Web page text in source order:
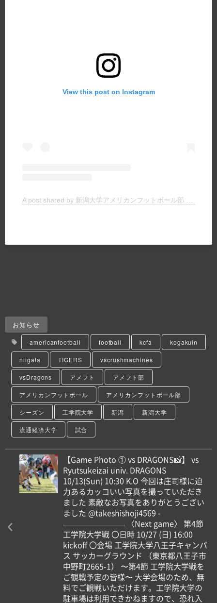
View this post on Instagram
お知らせ
americanfootball football kcfa kogakuin
niigata TIGERS vscrushmachines
vsDragons アメフト アメフト部
アメリカンフットボール アメリカンフットボール部
シーズン 工学院大学 新潟 新潟大学
流通経済大学 試合
【Game Photo ① vs DRAGONS📸】 vs
Ryutsukeizai univ. DRAGONS
10/13(Sun) 10:30 K.O 今回は庄司様に迫
力あるカッコいい写真を撮っていただき
ました 素敵なお写真をありがとうござい
ました @takeshishoji4569 -
———————— 〈Next game〉 第4節
工学院大学戦 〇日時 10/27 (日) 16:00
kickoff 〇会場 工学院大学八王子キャンパ
ス サッカーグラウンド （東京都八王子市
中野町2665-1） 〜第4節 工学院大学戦を
ご観戦予定の皆様〜 大学会場のため、無
料でご観戦いただけます。工学院大学の
駐車場は利用できかねますので、恐れ入